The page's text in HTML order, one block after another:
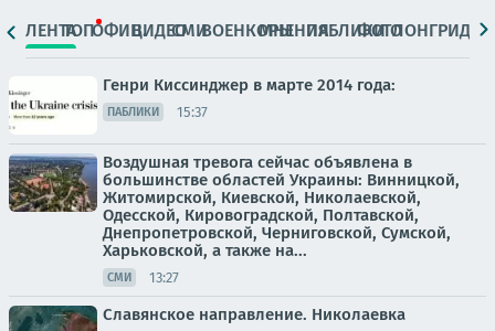
ЛЕНТАТОПОФИЦ.ВИДЕОСМИВОЕНКОРЫМНЕНИЯПАБЛИКИ
ФОТОЛОНГРИДЫ
Генри Киссинджер в марте 2014 года:
ПАБЛИКИ 15:37
Воздушная тревога сейчас объявлена в
большинстве областей Украины: Винницкой,
Житомирской, Киевской, Николаевской,
Одесской, Кировоградской, Полтавской,
Днепропетровской, Черниговской, Сумской,
Харьковской, а также на...
СМИ 13:27
Славянское направление. Николаевка